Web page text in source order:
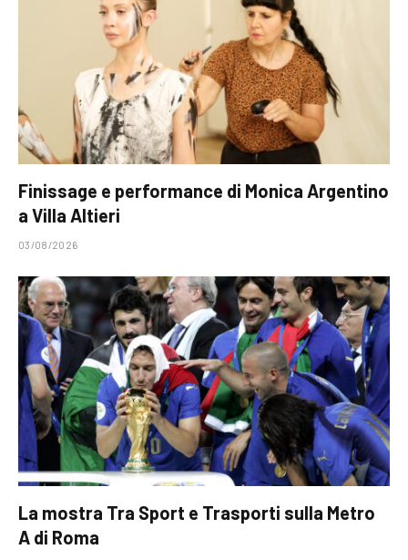
Finissage e performance di Monica Argentino
a Villa Altieri
03/08/2026
La mostra Tra Sport e Trasporti sulla Metro
A di Roma